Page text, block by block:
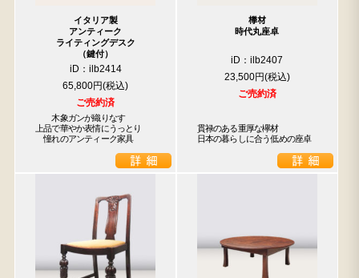
イタリア製
アンティーク
ライティングデスク
（鍵付）
iD：ilb2414
65,800円
ご売約済
木象ガンが織りなす
上品で華やか表情にうっとり
憧れのアンティーク家具
﨔材
時代丸座卓
iD：ilb2407
23,500円
ご売約済
貫禄のある重厚な欅材
日本の暮らしに合う低めの座卓